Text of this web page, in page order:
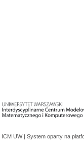
ICM UW | System oparty na